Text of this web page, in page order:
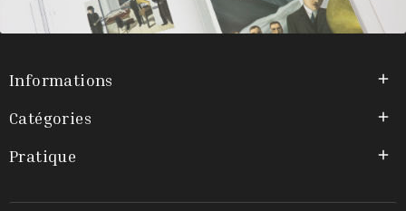
Informations 
Catégories 
Pratique 